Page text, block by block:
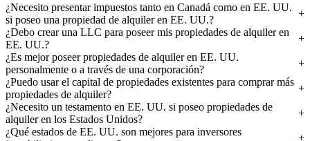
¿Necesito presentar impuestos tanto en Canadá como en EE. UU.
si poseo una propiedad de alquiler en EE. UU.?
¿Debo crear una LLC para poseer mis propiedades de alquiler en
EE. UU.?
¿Es mejor poseer propiedades de alquiler en EE. UU.
personalmente o a través de una corporación?
¿Puedo usar el capital de propiedades existentes para comprar más
propiedades de alquiler?
¿Necesito un testamento en EE. UU. si poseo propiedades de
alquiler en los Estados Unidos?
¿Qué estados de EE. UU. son mejores para inversores